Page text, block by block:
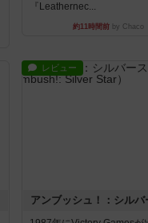
『Leathernec...
約11時間前by Chaco
レビュー
アンブッシュ！：シルバ